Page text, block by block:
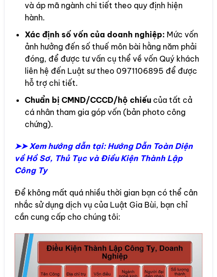
và áp mã ngành chi tiết theo quy định hiện
hành.
Xác định số vốn của doanh nghiệp: Mức vốn
ảnh hưởng đến số thuế môn bài hằng năm phải
đóng, để được tư vấn cụ thể về vốn Quý khách
liên hệ đến Luật sư theo 0971106895 để được
hỗ trợ chi tiết.
Chuẩn bị CMND/CCCD/hộ chiếucủa tất cả
cá nhân tham gia góp vốn (bản photo công
chứng).
➤➤ Xem hướng dẫn tại: Hướng Dẫn Toàn Diện
về Hồ Sơ, Thủ Tục và Điều Kiện Thành Lập
Công Ty
Để không mất quá nhiều thời gian bạn có thể cân
nhắc sử dụng dịch vụ của Luật Gia Bùi, bạn chỉ
cần cung cấp cho chúng tôi: